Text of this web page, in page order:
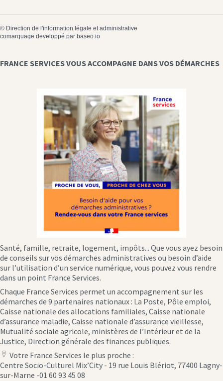
© Direction de l'information légale et administrative
comarquage developpé par baseo.io
FRANCE SERVICES VOUS ACCOMPAGNE DANS VOS DÉMARCHES
Santé, famille, retraite, logement, impôts... Que vous ayez besoin
de conseils sur vos démarches administratives ou besoin d’aide
sur l’utilisation d’un service numérique, vous pouvez vous rendre
dans un point France Services.
Chaque France Services permet un accompagnement sur les
démarches de 9 partenaires nationaux : La Poste, Pôle emploi,
Caisse nationale des allocations familiales, Caisse nationale
d’assurance maladie, Caisse nationale d’assurance vieillesse,
Mutualité sociale agricole, ministères de l’Intérieur et de la
Justice, Direction générale des finances publiques.
location
icon
Votre France Services le plus proche :
Centre Socio-Culturel Mix’City - 19 rue Louis Blériot, 77400 Lagny-
sur-Marne -01 60 93 45 08